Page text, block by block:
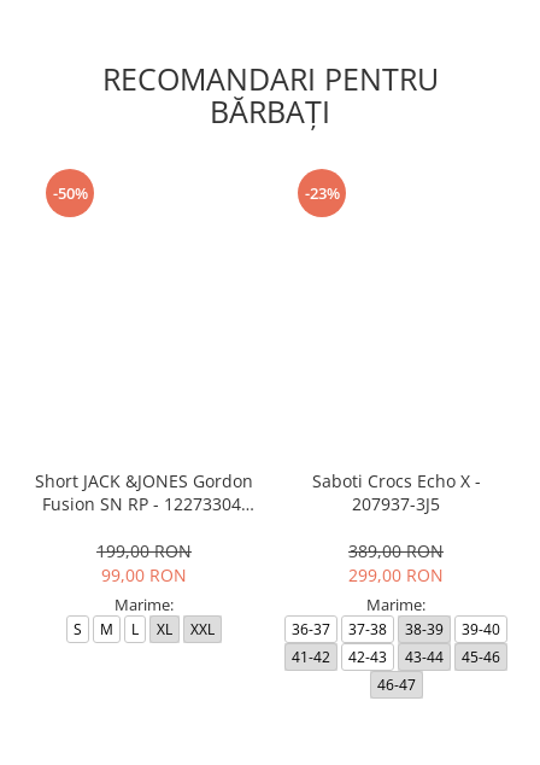
RECOMANDARI PENTRU
BĂRBAŢI
-50%
Short JACK &JONES Gordon
Fusion SN RP - 12273304-
199,00 RON
99,00 RON
Marime:
S M L XL XXL
-23%
Saboti Crocs Echo X -
207937-3J5
389,00 RON
299,00 RON
Marime:
36-37 37-38 38-39
39-40
41-42
42-43 43-44
45-46
46-47